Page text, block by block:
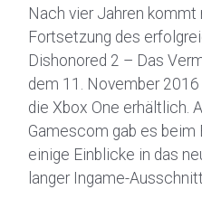
Nach vier Jahren kommt
Fortsetzung des
Dishonored 2 – Das
dem 11. November
die Xbox One erhältlich.
Gamescom gab es
einige Einblicke in das
langer Ingame-